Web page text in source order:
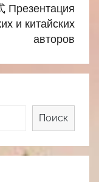
Презентация
и китайских
авторов
Поиск